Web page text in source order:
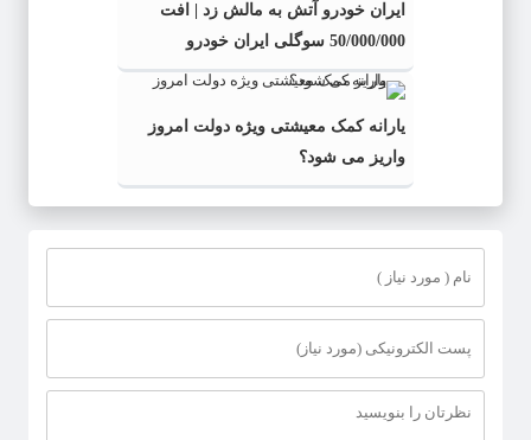
ایران خودرو آتش به مالش زد | افت
50/000/000 سوگلی ایران خودرو
یارانه کمک معیشتی ویژه دولت امروز
واریز می شود؟